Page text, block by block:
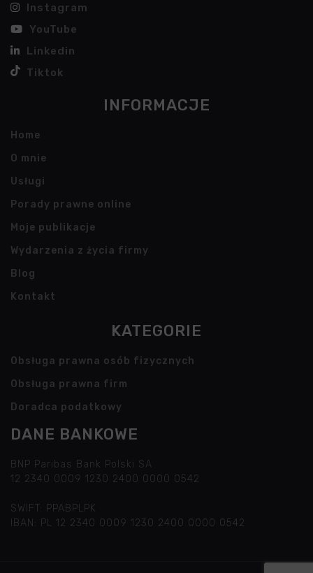
Instagram
YouTube
Linkedin
Tiktok
INFORMACJE
Home
O mnie
Usługi
Porady prawne online
Moje publikacje
Wydarzenia z życia firmy
Blog
Kontakt
KATEGORIE
Obsługa prawna osób fizycznych
Obsługa prawna firm
Doradca podatkowy
DANE BANKOWE
BNP Paribas Bank Polski SA
12 2340 0009 1230 2400 0000 0542
SWIFT: PPABPLPK
IBAN: PL 12 2340 0009 1230 2400 0000 0542